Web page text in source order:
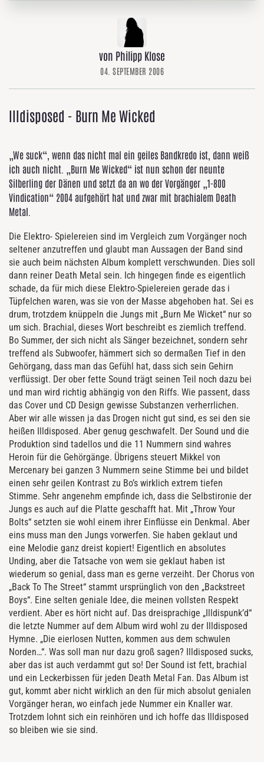
von Philipp Klose
04. SEPTEMBER 2006
Illdisposed - Burn Me Wicked
„We suck“, wenn das nicht mal ein geiles Bandkredo ist, dann weiß
ich auch nicht. „Burn Me Wicked“ ist nun schon der neunte
Silberling der Dänen und setzt da an wo der Vorgänger „1-800
Vindication“ 2004 aufgehört hat und zwar mit brachialem Death
Metal.
Die Elektro- Spielereien sind im Vergleich zum Vorgänger noch
seltener anzutreffen und glaubt man Aussagen der Band sind
sie auch beim nächsten Album komplett verschwunden. Dies soll
dann reiner Death Metal sein. Ich hingegen finde es eigentlich
schade, da für mich diese Elektro-Spielereien gerade das i
Tüpfelchen waren, was sie von der Masse abgehoben hat. Sei es
drum, trotzdem knüppeln die Jungs mit „Burn Me Wicket“ nur so
um sich. Brachial, dieses Wort beschreibt es ziemlich treffend.
Bo Summer, der sich nicht als Sänger bezeichnet, sondern sehr
treffend als Subwoofer, hämmert sich so dermaßen Tief in den
Gehörgang, dass man das Gefühl hat, dass sich sein Gehirn
verflüssigt. Der ober fette Sound trägt seinen Teil noch dazu bei
und man wird richtig abhängig von den Riffs. Wie passent, dass
das Cover und CD Design gewisse Substanzen verherrlichen.
Aber wir alle wissen ja das Drogen nicht gut sind, es sei den sie
heißen Illdisposed. Aber genug geschwafelt. Der Sound und die
Produktion sind tadellos und die 11 Nummern sind wahres
Heroin für die Gehörgänge. Übrigens steuert Mikkel von
Mercenary bei ganzen 3 Nummern seine Stimme bei und bildet
einen sehr geilen Kontrast zu Bo’s wirklich extrem tiefen
Stimme. Sehr angenehm empfinde ich, dass die Selbstironie der
Jungs es auch auf die Platte geschafft hat. Mit „Throw Your
Bolts“ setzten sie wohl einem ihrer Einflüsse ein Denkmal. Aber
eins muss man den Jungs vorwerfen. Sie haben geklaut und
eine Melodie ganz dreist kopiert! Eigentlich en absolutes
Unding, aber die Tatsache von wem sie geklaut haben ist
wiederum so genial, dass man es gerne verzeiht. Der Chorus von
„Back To The Street“ stammt ursprünglich von den „Backstreet
Boys“. Eine selten geniale Idee, die meinen vollsten Respekt
verdient. Aber es hört nicht auf. Das dreisprachige „Illdispunk’d“
die letzte Nummer auf dem Album wird wohl zu der Illdisposed
Hymne. „Die eierlosen Nutten, kommen aus dem schwulen
Norden…“. Was soll man nur dazu groß sagen? Illdisposed sucks,
aber das ist auch verdammt gut so! Der Sound ist fett, brachial
und ein Leckerbissen für jeden Death Metal Fan. Das Album ist
gut, kommt aber nicht wirklich an den für mich absolut genialen
Vorgänger heran, wo einfach jede Nummer ein Knaller war.
Trotzdem lohnt sich ein reinhören und ich hoffe das Illdisposed
so bleiben wie sie sind.